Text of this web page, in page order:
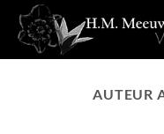
naar
inhoud
AUTEUR